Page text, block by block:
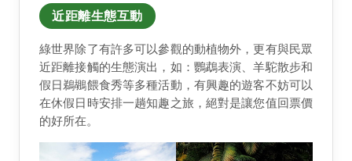
近距離生態互動
綠世界除了有許多可以參觀的動植物外，更有與民眾
近距離接觸的生態演出，如：鸚鵡表演、羊駝散步和
假日鵜鶘餵食秀等多種活動，有興趣的遊客不妨可以
在休假日時安排一趟知趣之旅，絕對是讓您值回票價
的好所在。